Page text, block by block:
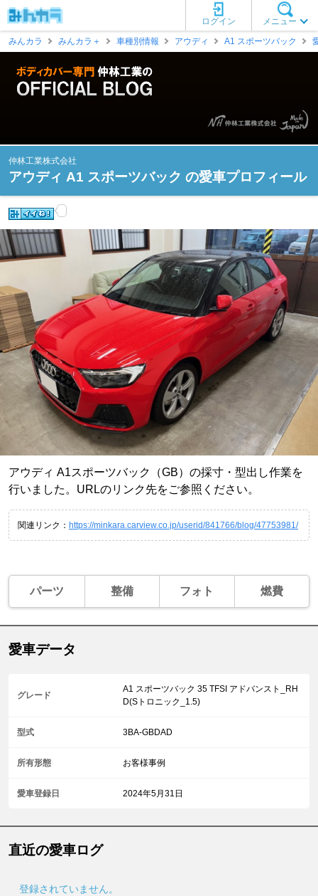
メニュー
ログイン
みんカラ
みんカラ＋ 車種別情報 アウディ A1 スポーツバック
仲林工業株式会社
アウディ A1 スポーツバック の愛車プロフィール
アウディ A1スポーツバック（GB）の採寸・型出し作業を
行いました。URLのリンク先をご参照ください。
関連リンク： https://minkara.carview.co.jp/userid/841766/blog/47753981/
パーツ 整備 フォト 燃費
愛車データ
グレード
A1 スポーツバック 35 TFSI アドバンスト_RH
D(Sトロニック_1.5)
型式 3BA-GBDAD
所有形態 お客様事例
愛車登録日 2024年5月31日
直近の愛車ログ
登録されていません。